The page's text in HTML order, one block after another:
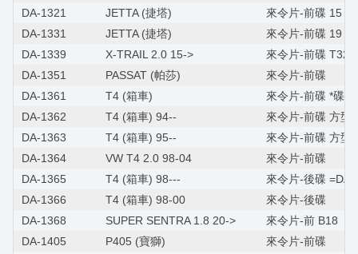
DA-1321
JETTA (捷塔)
來令片-前碟 15
DA-1331
JETTA (捷塔)
來令片-前碟 19
DA-1339
X-TRAIL 2.0 15->
來令片-前碟 T32
DA-1351
PASSAT (帕莎)
來令片-前碟
DA-1361
T4 (箱車)
來令片-前碟 *碟型
DA-1362
T4 (箱車) 94--
來令片-前碟 方型
DA-1363
T4 (箱車) 95--
來令片-前碟 方型/
DA-1364
VW T4 2.0 98-04
來令片-前碟
DA-1365
T4 (箱車) 98---
來令片-後碟 =DA-
DA-1366
T4 (箱車) 98-00
來令片-後碟
DA-1368
SUPER SENTRA 1.8 20->
來令片-前 B18
DA-1405
P405 (寶獅) 來令片-前碟